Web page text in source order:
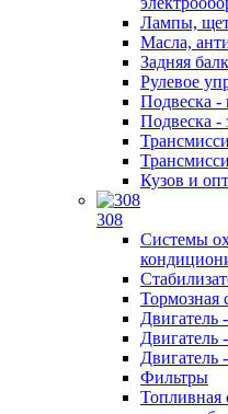
Лампы,
Масла,
Задняя
Рулевое
Подвеска -
Подвеска -
Кузов и
308
Системы
Тормозная
Двигатель
Двигатель
Двигатель
Фильтры
Топливная